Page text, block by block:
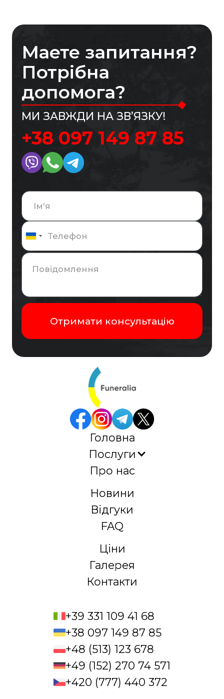
Маете запитання?
Потрібна
допомога?
МИ ЗАВЖДИ НА ЗВ’ЯЗКУ!
+38 097 149 87 85
Головна
Послуги
Про нас
Новини
Відгуки
FAQ
Ціни
Галерея
Контакти
+39 331 109 41 68
+38 097 149 87 85
+48 (513) 123 678
+49 (152) 270 74 571
+420 (777) 440 372